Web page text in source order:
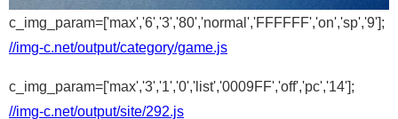
c_img_param=['max','6','3','80','normal','FFFFFF','on','sp','9'];
//img-c.net/output/category/game.js
c_img_param=['max','3','1','0','list','0009FF','off','pc','14'];
//img-c.net/output/site/292.js